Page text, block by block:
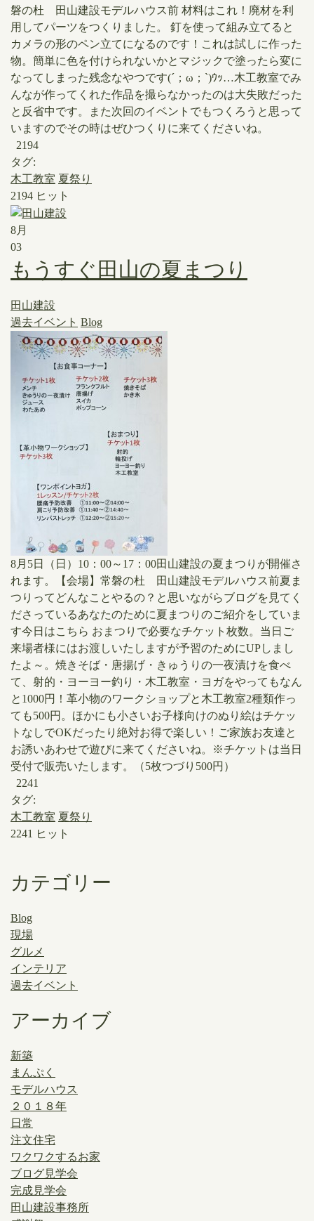
磐の杜 田山建設モデルハウス前 ​材料はこれ！廃材を利
用してパーツをつくりました。 ​釘を使って組み立てると
カメラの形のペン立てになるのです！これは試しに作った
物。簡単に色を付けられないかとマジックで塗ったら変に
なってしまった残念なやつです(´；ω；`)ｳｯ…木工教室でみ
んなが作ってくれた作品を撮らなかったのは大失敗だった
と反省中です。また次回のイベントでもつくろうと思って
いますのでその時はぜひつくりに来てくださいね。
2194
タグ:
木工教室 夏祭り
2194 ヒット
8月
03
もうすぐ田山の夏まつり
田山建設
過去イベント Blog
​8月5日（日）10：00～17：00田山建設の夏まつりが開催さ
れます。【会場】常磐の杜 田山建設モデルハウス前夏ま
つりってどんなことやるの？と思いながらブログを見てく
ださっているあなたのために夏まつりのご紹介をしていま
す今日はこちら ​おまつりで必要なチケット枚数。当日ご
来場者様にはお渡しいたしますが予習のためにUPしまし
たよ～。焼きそば・唐揚げ・きゅうりの一夜漬けを食べ
て、射的・ヨーヨー釣り・木工教室・ヨガをやってもなん
と1000円！革小物のワークショップと木工教室2種類作っ
ても500円。ほかにも小さいお子様向けのぬり絵はチケッ
トなしでOKだったり絶対お得で楽しい！ご家族お友達と
お誘いあわせで遊びに来てくださいね。※チケットは当日
受付で販売いたします。（5枚つづり500円）
2241
タグ:
木工教室 夏祭り
2241 ヒット
カテゴリー
Blog
現場
グルメ
インテリア
過去イベント
アーカイブ
新築
まんぷく
モデルハウス
２０１８年
日常
注文住宅
ワクワクするお家
ブログ見学会
完成見学会
田山建設事務所